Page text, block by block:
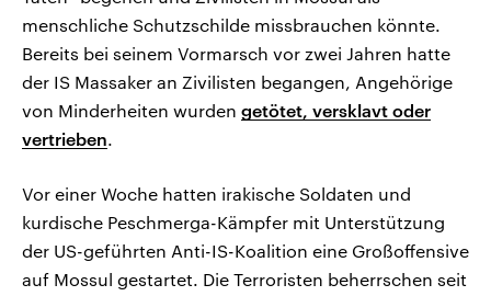
menschliche Schutzschilde missbrauchen könnte.
Bereits bei seinem Vormarsch vor zwei Jahren hatte
der IS Massaker an Zivilisten begangen, Angehörige
von Minderheiten wurden getötet, versklavt oder
vertrieben.
Vor einer Woche hatten irakische Soldaten und
kurdische Peschmerga-Kämpfer mit Unterstützung
der US-geführten Anti-IS-Koalition eine Großoffensive
auf Mossul gestartet. Die Terroristen beherrschen seit